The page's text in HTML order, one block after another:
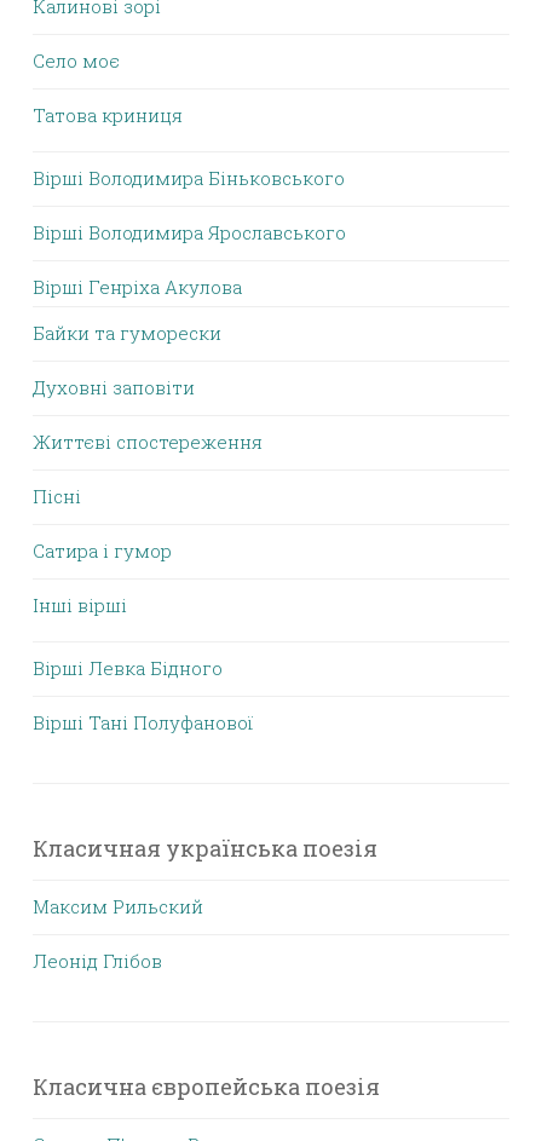
Калинові зорі
Село моє
Татова криниця
Вірші Володимира Біньковського
Вірші Володимира Ярославського
Вірші Генріха Акулова
Байки та гуморески
Духовні заповіти
Життєві спостереження
Пісні
Сатира і гумор
Інші вірші
Вірші Левка Бідного
Вірші Тані Полуфанової
Класичная українська поезія
Максим Рильский
Леонід Глібов
Класична європейська поезія